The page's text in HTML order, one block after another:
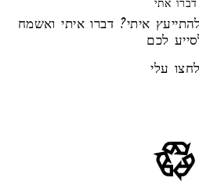
דברו אתי
איתי? דברו איתי ואשמח
לכם
לחצו עלי